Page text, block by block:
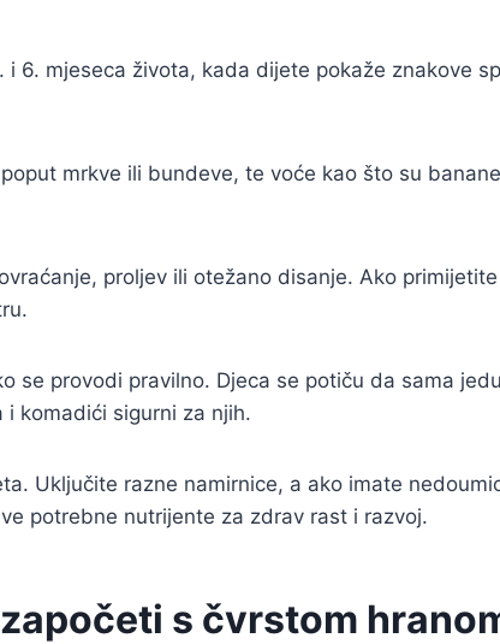
6. mjeseca života, kada dijete pokaže znakove
mrkve ili bundeve, te voće kao što su
proljev ili otežano disanje. Ako
se provodi pravilno. Djeca se potiču da sama
komadići sigurni za njih.
Uključite razne namirnice, a ako imate
potrebne nutrijente za zdrav rast i razvoj.
s čvrstom